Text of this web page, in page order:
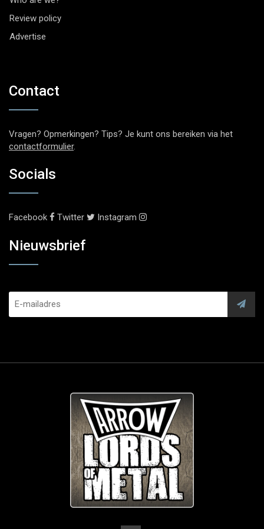
Review policy
Advertise
Contact
Vragen? Opmerkingen? Tips? Je kunt ons bereiken via het
contactformulier.
Socials
Facebook Twitter Instagram
Nieuwsbrief